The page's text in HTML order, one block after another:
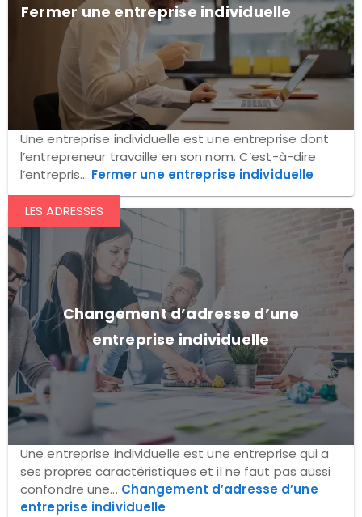
Fermer une entreprise individuelle
Une entreprise individuelle est une entreprise dont
l’entrepreneur travaille en son nom. C’est-à-dire
l’entrepris... Fermer une entreprise individuelle
Changement d’adresse d’une
entreprise individuelle
LES ADRESSES
Une entreprise individuelle est une entreprise qui a
ses propres caractéristiques et il ne faut pas aussi
confondre une... Changement d’adresse d’une
entreprise individuelle